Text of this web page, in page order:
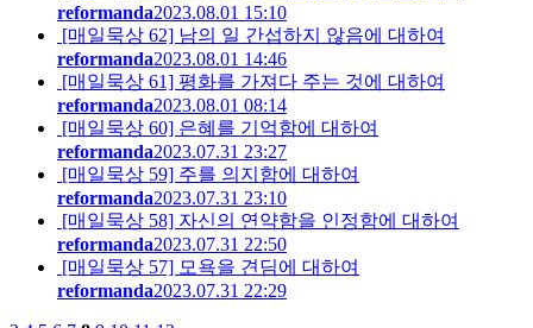
reformanda2023.08.01 15:10
[매일묵상 62] 남의 일 간섭하지 않음에 대하여
reformanda2023.08.01 14:46
[매일묵상 61] 평화를 가져다 주는 것에 대하여
reformanda2023.08.01 08:14
[매일묵상 60] 은혜를 기억함에 대하여
reformanda2023.07.31 23:27
[매일묵상 59] 주를 의지함에 대하여
reformanda2023.07.31 23:10
[매일묵상 58] 자신의 연약함을 인정함에 대하여
reformanda2023.07.31 22:50
[매일묵상 57] 모욕을 견딤에 대하여
reformanda2023.07.31 22:29